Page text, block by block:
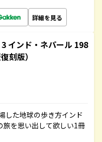
詳細を見る
インド・ネパール 198
刻版）
した地球の歩き方インド
を思い出して欲しい1冊